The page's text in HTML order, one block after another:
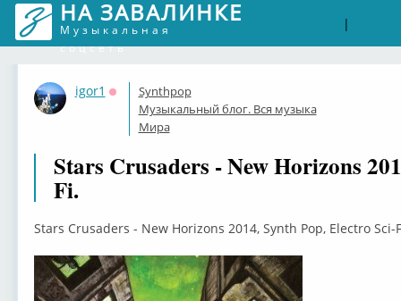
НА ЗАВАЛИНКЕ
Музыкальная
соцсеть
|
igor1
Оффлайн
Synthpop
Музыкальный блог. Вся музыка
Мира
Stars Crusaders - New Horizons
Fi.
Stars Crusaders - New Horizons 2014, Synth Pop, Electro Sci-